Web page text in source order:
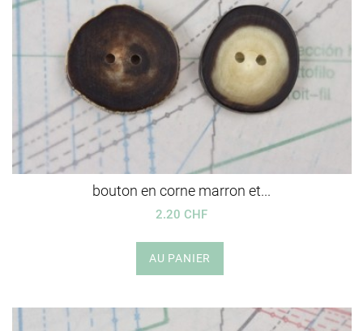
bouton en corne marron et...
2.20 CHF
AU PANIER